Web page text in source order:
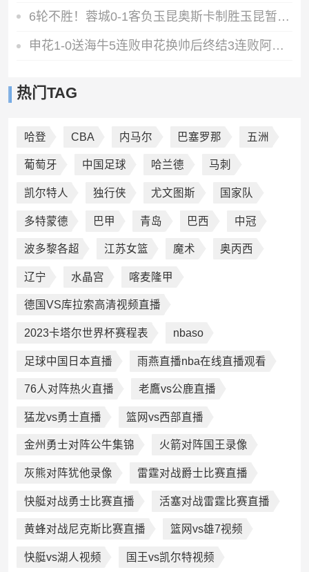
6轮不胜！蓉城0-1客负玉昆奥斯卡制胜玉昆暂第三蓉城全场1射正
申花1-0送海牛5连败申花换帅后终结3连败阿苏埃助攻徐皓阳制胜
热门TAG
哈登 CBA 内马尔 巴塞罗那 五洲
葡萄牙 中国足球 哈兰德 马刺
凯尔特人 独行侠 尤文图斯 国家队
多特蒙德 巴甲 青岛 巴西 中冠
波多黎各超 江苏女篮 魔术 奥丙西
辽宁 水晶宫 喀麦隆甲
德国VS库拉索高清视频直播
2023卡塔尔世界杯赛程表 nbaso
足球中国日本直播 雨燕直播nba在线直播观看
76人对阵热火直播 老鷹vs公鹿直播
猛龙vs勇士直播 篮网vs西部直播
金州勇士对阵公牛集锦 火箭对阵国王录像
灰熊对阵犹他录像 雷霆对战爵士比赛直播
快艇对战勇士比赛直播 活塞对战雷霆比赛直播
黄蜂对战尼克斯比赛直播 篮网vs雄7视频
快艇vs湖人视频 国王vs凯尔特视频